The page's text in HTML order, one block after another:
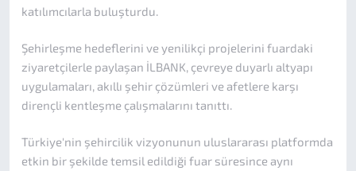
katılımcılarla buluşturdu.
Şehirleşme hedeflerini ve yenilikçi projelerini fuardaki
ziyaretçilerle paylaşan İLBANK, çevreye duyarlı altyapı
uygulamaları, akıllı şehir çözümleri ve afetlere karşı
dirençli kentleşme çalışmalarını tanıttı.
Türkiye'nin şehircilik vizyonunun uluslararası platformda
etkin bir şekilde temsil edildiği fuar süresince aynı